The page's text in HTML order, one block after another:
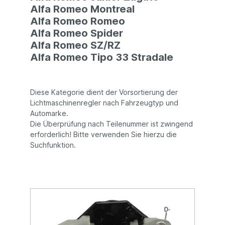
Alfa Romeo Montreal
Alfa Romeo Romeo
Alfa Romeo Spider
Alfa Romeo SZ/RZ
Alfa Romeo Tipo 33 Stradale
Diese Kategorie dient der Vorsortierung der
Lichtmaschinenregler nach Fahrzeugtyp und
Automarke.
Die Überprüfung nach Teilenummer ist zwingend
erforderlich! Bitte verwenden Sie hierzu die
Suchfunktion.